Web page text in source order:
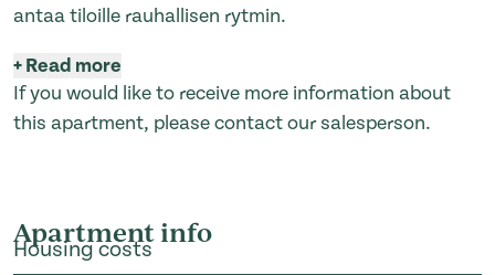
antaa tiloille rauhallisen rytmin.
+Read more
If you would like to receive more information about
this apartment, please contact our salesperson.
Apartment info
Housing costs